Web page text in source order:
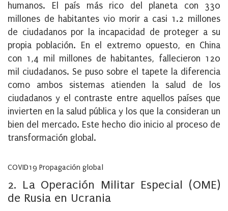
humanos. El país más rico del planeta con 330
millones de habitantes vio morir a casi 1.2 millones
de ciudadanos por la incapacidad de proteger a su
propia población. En el extremo opuesto, en China
con 1,4 mil millones de habitantes, fallecieron 120
mil ciudadanos. Se puso sobre el tapete la diferencia
como ambos sistemas atienden la salud de los
ciudadanosy el contraste entre aquellos países que
invierten en la salud pública y los que la consideran un
bien del mercado. Este hecho dio inicio al proceso de
transformación global.
COVID19 Propagación global
2. La Operación Militar Especial (OME)
de Rusia en Ucrania